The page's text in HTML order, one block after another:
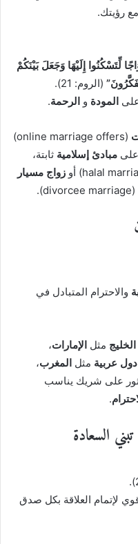
رؤيتك.
لِّتَسْكُنُوا إِلَيْهَا وَجَعَلَ بَيْنَكُمْ
(الروم: 21).
المودة و الرحمة.
(online marriage offers)
مبادئ إسلامية ثابتة،
زواج مسيار
(divorcee marriage).
والاحترام المتبادل في
مثل الإمارات،
دول عربية مثل المغرب،
على شريك يناسب
.
السعادة
لإتمام العلاقة بكل صدق